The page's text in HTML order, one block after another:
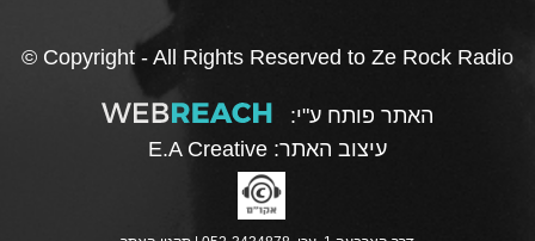
© Copyright - All Rights Reserved to Ze Rock Radio
האתר פותח ע"י:
עיצוב האתר: E.A Creative